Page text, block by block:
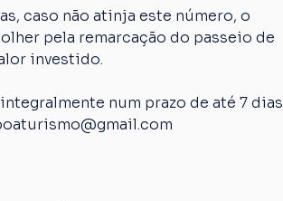
caso não atinja este número, o
pela remarcação do passeio de
investido.
num prazo de até 7 dias